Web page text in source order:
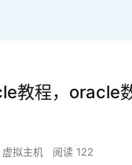
教程，oracle
虚拟主机 阅读 122